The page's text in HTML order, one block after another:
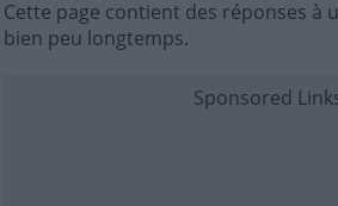
Cette page contient des réponses à
bien peu longtemps.
Sponsored